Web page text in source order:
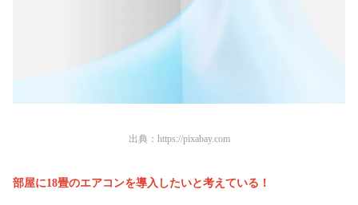
出典： https://pixabay.com
部屋に18畳のエアコンを導入したいと考えている！